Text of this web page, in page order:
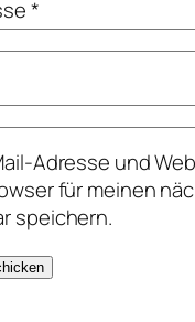
*
Adresse und
für meinen
speichern.